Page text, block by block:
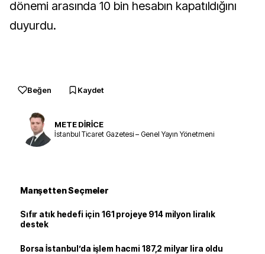
dönemi arasında 10 bin hesabın kapatıldığını
duyurdu.
Beğen Kaydet
METE DİRİCE
İstanbul Ticaret Gazetesi – Genel Yayın Yönetmeni
Manşetten Seçmeler
Sıfır atık hedefi için 161 projeye 914 milyon liralık
destek
Borsa İstanbul’da işlem hacmi 187,2 milyar lira oldu